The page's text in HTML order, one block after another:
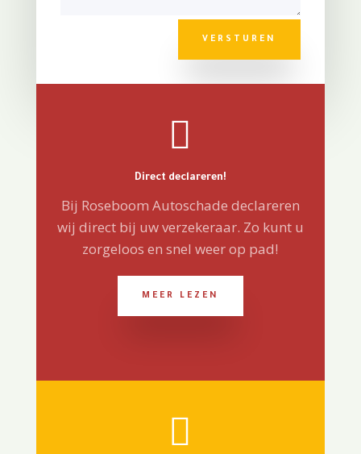
VERSTUREN

Direct declareren!
Bij Roseboom Autoschade declareren
wij direct bij uw verzekeraar. Zo kunt u
zorgeloos en snel weer op pad!
MEER LEZEN
